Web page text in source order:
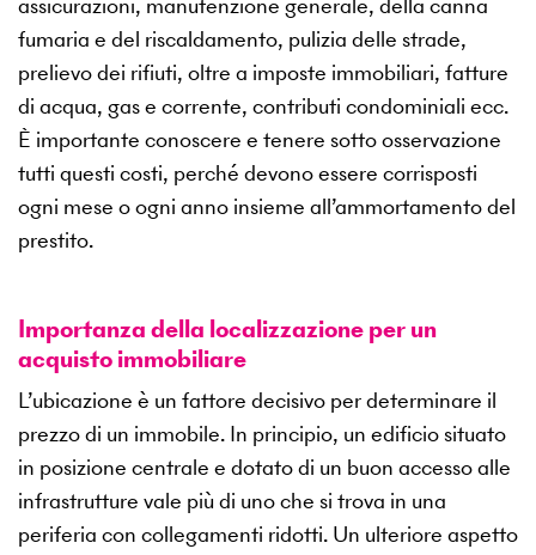
fumaria e del riscaldamento, pulizia delle strade,
prelievo dei rifiuti, oltre a imposte immobiliari, fatture
di acqua, gas e corrente, contributi condominiali ecc.
È importante conoscere e tenere sotto osservazione
tutti questi costi, perché devono essere corrisposti
ogni mese o ogni anno insieme all’ammortamento del
prestito.
Importanza della localizzazione per un
acquisto immobiliare
L’ubicazione è un fattore decisivo per determinare il
prezzo di un immobile. In principio, un edificio situato
in posizione centrale e dotato di un buon accesso alle
infrastrutture vale più di uno che si trova in una
periferia con collegamenti ridotti. Un ulteriore aspetto